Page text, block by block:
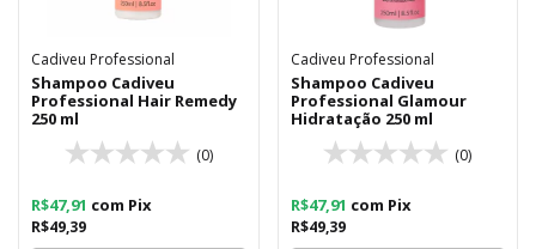
Cadiveu Professional
Shampoo Cadiveu
Professional Hair Remedy
250 ml
(0)
R$49,39
R$47,91 com Pix
Cadiveu Professional
Shampoo Cadiveu
Professional Glamour
Hidratação 250 ml
(0)
R$49,39
R$47,91 com Pix